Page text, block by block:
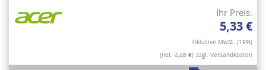
Ihr Preis:
5,33 €
Inklusive MwSt. (19%)
(net. 4,48 €) zzgl. Versandkosten